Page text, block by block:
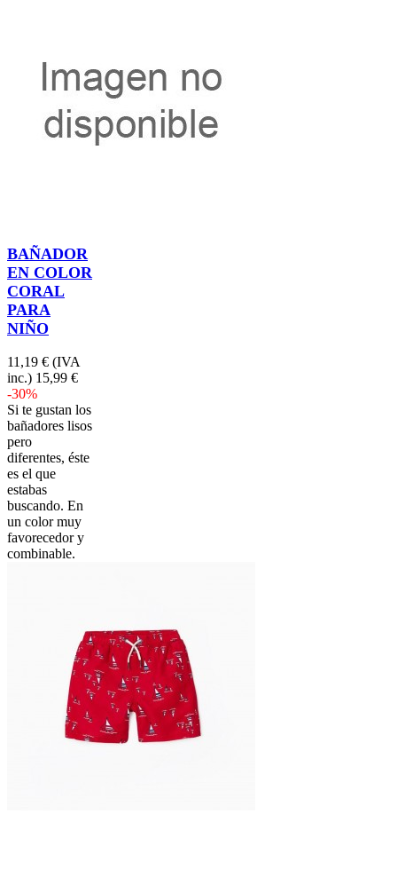
BAÑADOR
EN COLOR
CORAL
PARA
NIÑO
11,19 € (IVA
inc.) 15,99 €
-30%
Si te gustan los
bañadores lisos
pero
diferentes, éste
es el que
estabas
buscando. En
un color muy
favorecedor y
combinable.